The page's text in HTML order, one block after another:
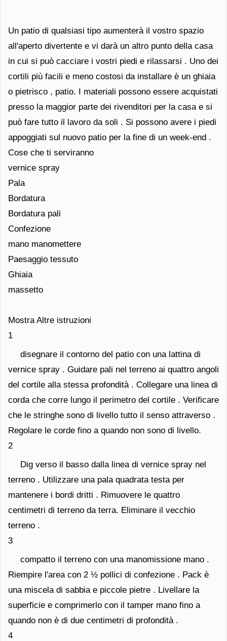
Un patio di qualsiasi tipo aumenterà il vostro spazio
all'aperto divertente e vi darà un altro punto della casa
in cui si può cacciare i vostri piedi e rilassarsi . Uno dei
cortili più facili e meno costosi da installare è un ghiaia
o pietrisco , patio. I materiali possono essere acquistati
presso la maggior parte dei rivenditori per la casa e si
può fare tutto il lavoro da soli . Si possono avere i piedi
appoggiati sul nuovo patio per la fine di un week-end .
Cose che ti serviranno
vernice spray
Pala
Bordatura
Bordatura pali
Confezione
mano manomettere
Paesaggio tessuto
Ghiaia
massetto
Mostra Altre istruzioni
1
disegnare il contorno del patio con una lattina di
vernice spray . Guidare pali nel terreno ai quattro angoli
del cortile alla stessa profondità . Collegare una linea di
corda che corre lungo il perimetro del cortile . Verificare
che le stringhe sono di livello tutto il senso attraverso .
Regolare le corde fino a quando non sono di livello.
2
Dig verso il basso dalla linea di vernice spray nel
terreno . Utilizzare una pala quadrata testa per
mantenere i bordi dritti . Rimuovere le quattro
centimetri di terreno da terra. Eliminare il vecchio
terreno .
3
compatto il terreno con una manomissione mano .
Riempire l'area con 2 ½ pollici di confezione . Pack è
una miscela di sabbia e piccole pietre . Livellare la
superficie e comprimerlo con il tamper mano fino a
quando non è di due centimetri di profondità .
4